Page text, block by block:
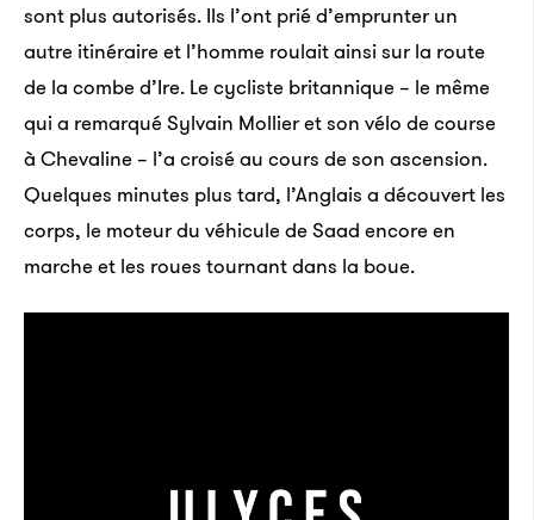
sont plus autorisés. Ils l’ont prié d’emprunter un
autre itinéraire et l’homme roulait ainsi sur la route
de la combe d’Ire. Le cycliste britannique – le même
qui a remarqué Sylvain Mollier et son vélo de course
à Chevaline – l’a croisé au cours de son ascension.
Quelques minutes plus tard, l’Anglais a découvert les
corps, le moteur du véhicule de Saad encore en
marche et les roues tournant dans la boue.